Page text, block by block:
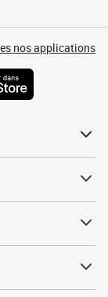
nos applications